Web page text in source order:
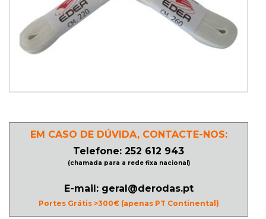
GELO
/
ROLLER
SKATES
EM CASO DE DÚVIDA, CONTACTE-NOS:
Telefone: 252 612 943
(chamada para a rede fixa nacional)
E-mail: geral@derodas.pt
Portes Grátis >300€ (apenas PT Continental)